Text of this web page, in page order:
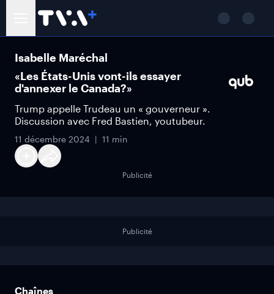
Isabelle Maréchal
«Les États-Unis vont-ils essayer
d'annexer le Canada?»
Trump appelle Trudeau un « gouverneur ».
Discussion avec Fred Bastien, youtubeur.
11 décembre 2024 11 min
Publicité
Publicité
Chaînes